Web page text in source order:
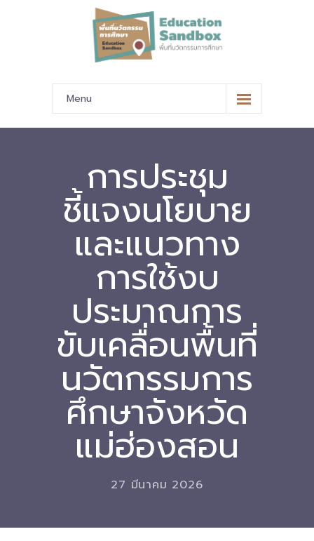
Menu
หน้าหลัก
-- มาตรฐานข้อมูลและมาตรฐานการแลกเปลี่ยนข้อมูล
-- สถานศึกษานำร่อง
-- EdusandboxGM
-- วีดิทัศน์นำเสนอสถานศึกษานำร่อง
-- ปฏิทินการขับเคลื่อนพื้นที่นวัตกรรมการศึกษา
Download
-- หนังสือและเอกสาร
-- กฎหมาย
---- เจตนารมณ์ของ พ.ร.บ.
---- พ.ร.บ. และอนุบัญญัติ
---- พ.ร.ฎ. ขยายเวลาใช้บังคับ พ.ร.บ.พื้นที่นวัตกรรมการ
---- รายงานการประเมินผลสัมฤทธิ์ พ.ร.บ.พื้นที่นวัตกรรม
การประชุม
ชี้แจงนโยบาย
และแนวทาง
การใช้งบ
ประมาณการ
ขับเคลื่อนพื้นที่
นวัตกรรมการ
ศึกษาจังหวัด
แม่ฮ่องสอน
27 มีนาคม 2026